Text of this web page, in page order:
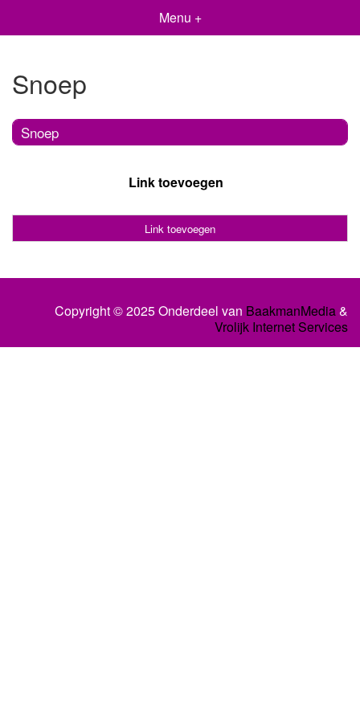
Menu +
Snoep
Snoep
Link toevoegen
Link toevoegen
Copyright © 2025 Onderdeel van BaakmanMedia&
Vrolijk Internet Services